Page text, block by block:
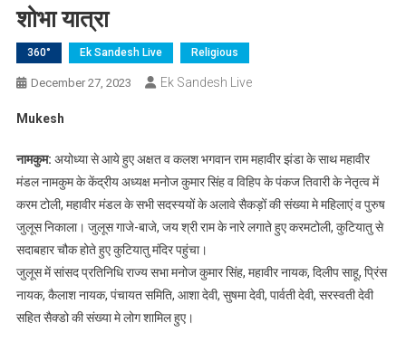
शोभा यात्रा
360° Ek Sandesh Live Religious
December 27, 2023 Ek Sandesh Live
Mukesh
नामकुम: अयोध्या से आये हुए अक्षत व कलश भगवान राम महावीर झंडा के साथ महावीर
मंडल नामकुम के केंद्रीय अध्यक्ष मनोज कुमार सिंह व विहिप के पंकज तिवारी के नेतृत्व में
करम टोली, महावीर मंडल के सभी सदस्ययों के अलावे सैकड़ों की संख्या मे महिलाएं व पुरुष
जुलूस निकाला। जुलूस गाजे-बाजे, जय श्री राम के नारे लगाते हुए करमटोली, कुटियातु से
सदाबहार चौक होते हुए कुटियातु मंदिर पहुंचा।
जुलूस में सांसद प्रतिनिधि राज्य सभा मनोज कुमार सिंह, महावीर नायक, दिलीप साहू, प्रिंस
नायक, कैलाश नायक, पंचायत समिति, आशा देवी, सुषमा देवी, पार्वती देवी, सरस्वती देवी
सहित सैक्डो की संख्या मे लोग शामिल हुए।